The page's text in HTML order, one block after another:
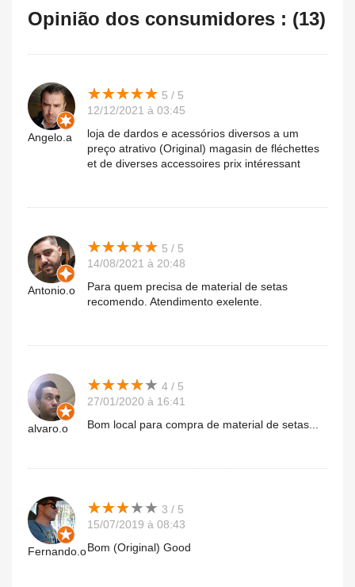
Opinião dos consumidores : (13)
Angelo.a
★★★★★
★★★★★ 5 / 5
12/12/2021 à 03:45
loja de dardos e acessórios diversos a um
preço atrativo (Original) magasin de fléchettes
et de diverses accessoires prix intéressant
Antonio.o
★★★★★
★★★★★ 5 / 5
14/08/2021 à 20:48
Para quem precisa de material de setas
recomendo. Atendimento exelente.
alvaro.o
★★★★★
★★★★★ 4 / 5
27/01/2020 à 16:41
Bom local para compra de material de setas...
Fernando.o
★★★★★
★★★★★ 3 / 5
15/07/2019 à 08:43
Bom (Original) Good